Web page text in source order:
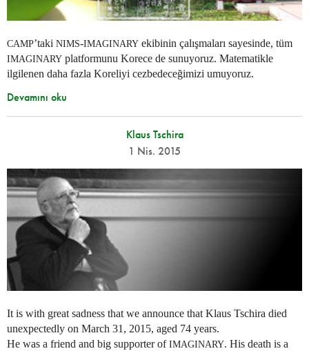
CAMP’taki NIMS-IMAGINARY ekibinin çalışmaları sayesinde, tüm
IMAGINARY platformunu Korece de sunuyoruz. Matematikle
ilgilenen daha fazla Koreliyi cezbedeceğimizi umuyoruz.
Devamını oku
Klaus Tschira
1 Nis. 2015
It is with great sadness that we announce that Klaus Tschira died
unexpectedly on March 31, 2015, aged 74 years.
He was a friend and big supporter ofIMAGINARY. His death is a